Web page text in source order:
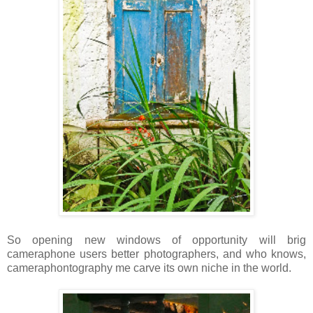
So opening new windows of opportunity will brig
cameraphone users better photographers, and who knows,
cameraphontography me carve its own niche in the world.